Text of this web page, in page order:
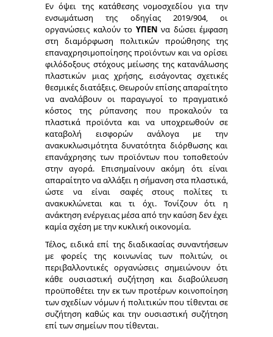
Εν όψει της κατάθεσης νομοσχεδίου για την
ενσωμάτωση της οδηγίας 2019/904, οι
οργανώσεις καλούν το ΥΠΕΝ να δώσει έμφαση
στη διαμόρφωση πολιτικών προώθησης της
επαναχρησιμοποίησης προϊόντων και να ορίσει
φιλόδοξους στόχους μείωσης της κατανάλωσης
πλαστικών μιας χρήσης, εισάγοντας σχετικές
θεσμικές διατάξεις. Θεωρούν επίσης απαραίτητο
να αναλάβουν οι παραγωγοί το πραγματικό
κόστος της ρύπανσης που προκαλούν τα
πλαστικά προϊόντα και να υποχρεωθούν σε
καταβολή εισφορών ανάλογα με την
ανακυκλωσιμότητα δυνατότητα διόρθωσης και
επανάχρησης των προϊόντων που τοποθετούν
στην αγορά. Επισημαίνουν ακόμη ότι είναι
απαραίτητο να αλλάξει η σήμανση στα πλαστικά,
ώστε να είναι σαφές στους πολίτες τι
ανακυκλώνεται και τι όχι. Τονίζουν ότι η
ανάκτηση ενέργειας μέσα από την καύση δεν έχει
καμία σχέση με την κυκλική οικονομία.
Τέλος, ειδικά επί της διαδικασίας συναντήσεων
με φορείς της κοινωνίας των πολιτών, οι
περιβαλλοντικές οργανώσεις σημειώνουν ότι
κάθε ουσιαστική συζήτηση και διαβούλευση
προϋποθέτει την εκ των προτέρων κοινοποίηση
των σχεδίων νόμων ή πολιτικών που τίθενται σε
συζήτηση καθώς και την ουσιαστική συζήτηση
επί των σημείων που τίθενται.